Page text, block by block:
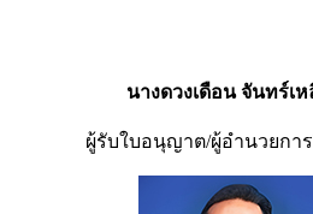
นางดวงเดือน จันทร์เห
ผู้รับใบอนุญาต/ผู้อำนวยกา